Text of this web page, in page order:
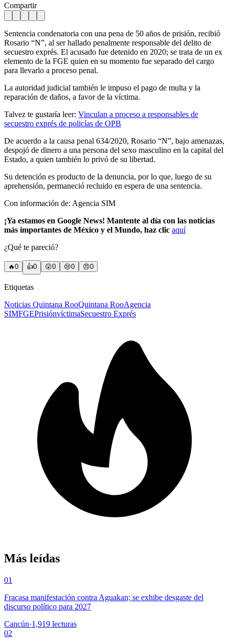
Compartir
Sentencia condenatoria con una pena de 50 años de prisión, recibió
Rosario “N”, al ser hallado penalmente responsable del delito de
secuestro exprés. El acusado fue detenido en 2020; se trata de un ex
elemento de la FGE quien en su momento fue separado del cargo
para llevarlo a proceso penal.
La autoridad judicial también le impuso el pago de multa y la
reparación de daños, a favor de la víctima.
Talvez te gustaría leer: Vinculan a proceso a responsables de
secuestro exprés de policías de OPB
De acuerdo a la causa penal 634/2020, Rosario “N”, bajo amenazas,
despojó de dinero a una persona del sexo masculino en la capital del
Estado, a quien también lo privó de su libertad.
Su detención es producto de la denuncia, por lo que, luego de su
aprehensión, permaneció recluido en espera de una sentencia.
Con información de: Agencia SIM
¡Ya estamos en Google News! Mantente al día con las noticias
más importantes de México y el Mundo, haz clic aquí
¿Qué te pareció?
🔥0 👍0 😲0 😢0 😠0
Etiquetas
Noticias Quintana RooQuintana RooAgencia
SIMFGEPrisiónvíctimaSecuestro Exprés
Más leídas
01
Fracasa manifestación contra Aguakan; se exhibe desgaste del
discurso político para 2027
Cancún·1,919 lecturas
02